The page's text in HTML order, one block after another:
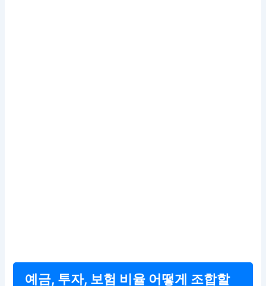
예금, 투자, 보험 비율 어떻게 조합할